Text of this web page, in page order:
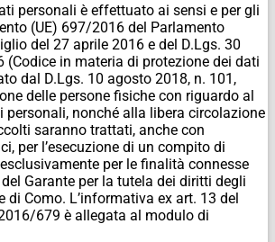
personali è effettuato ai sensi e per gli
(UE) 697/2016 del Parlamento
del 27 aprile 2016 e del D.Lgs. 30
(Codice in materia di protezione dei dati
dal D.Lgs. 10 agosto 2018, n. 101,
delle persone fisiche con riguardo al
nonché alla libera circolazione
saranno trattati, anche con
per l’esecuzione di un compito di
per le finalità connesse
Garante per la tutela dei diritti degli
di Como. L’informativa ex art. 13 del
679 è allegata al modulo di